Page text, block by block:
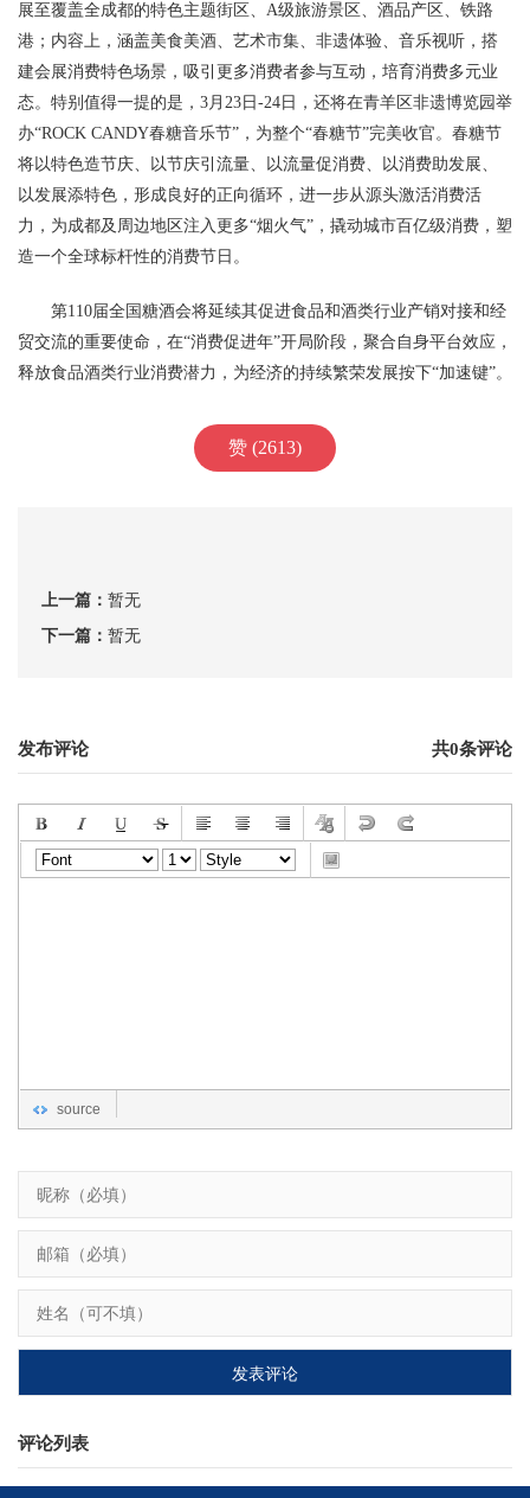
展至覆盖全成都的特色主题街区、A级旅游景区、酒品产区、铁路
港；内容上，涵盖美食美酒、艺术市集、非遗体验、音乐视听，搭
建会展消费特色场景，吸引更多消费者参与互动，培育消费多元业
态。特别值得一提的是，3月23日-24日，还将在青羊区非遗博览园举
办“ROCK CANDY春糖音乐节”，为整个“春糖节”完美收官。春糖节
将以特色造节庆、以节庆引流量、以流量促消费、以消费助发展、
以发展添特色，形成良好的正向循环，进一步从源头激活消费活
力，为成都及周边地区注入更多“烟火气”，撬动城市百亿级消费，塑
造一个全球标杆性的消费节日。
第110届全国糖酒会将延续其促进食品和酒类行业产销对接和经
贸交流的重要使命，在“消费促进年”开局阶段，聚合自身平台效应，
释放食品酒类行业消费潜力，为经济的持续繁荣发展按下“加速键”。
赞 (2613)
上一篇： 暂无
下一篇： 暂无
发布评论 共0条评论
source
评论列表